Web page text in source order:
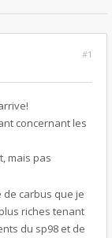
#1
concernant les
mais pas
de carbus que je
riches tenant
du sp98 et de